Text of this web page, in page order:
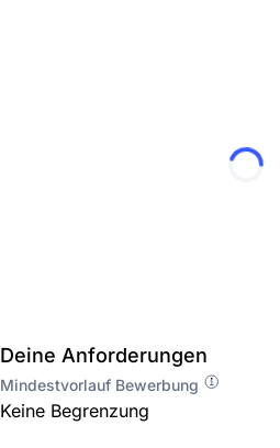
Deine Anforderungen
Mindestvorlauf Bewerbung
Keine Begrenzung